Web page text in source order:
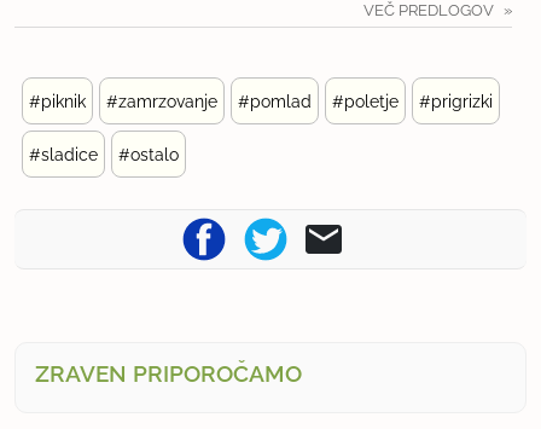
VEČ PREDLOGOV
#piknik #zamrzovanje #pomlad #poletje #prigrizki
#sladice #ostalo
ZRAVEN PRIPOROČAMO